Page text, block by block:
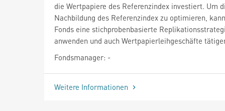
die Wertpapiere des Referenzindex investiert. Um
Nachbildung des Referenzindex zu optimieren,
Fonds eine stichprobenbasierte
anwenden und auch Wertpapierleihgeschäfte
Fondsmanager: -
Weitere Informationen